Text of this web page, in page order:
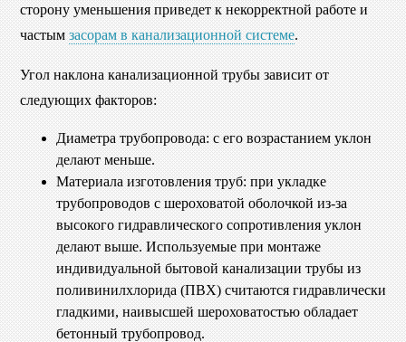
сторону уменьшения приведет к некорректной работе и
частым засорам в канализационной системе.
Угол наклона канализационной трубы зависит от
следующих факторов:
Диаметра трубопровода: с его возрастанием уклон
делают меньше.
Материала изготовления труб: при укладке
трубопроводов с шероховатой оболочкой из-за
высокого гидравлического сопротивления уклон
делают выше. Используемые при монтаже
индивидуальной бытовой канализации трубы из
поливинилхлорида (ПВХ) считаются гидравлически
гладкими, наивысшей шероховатостью обладает
бетонный трубопровод.